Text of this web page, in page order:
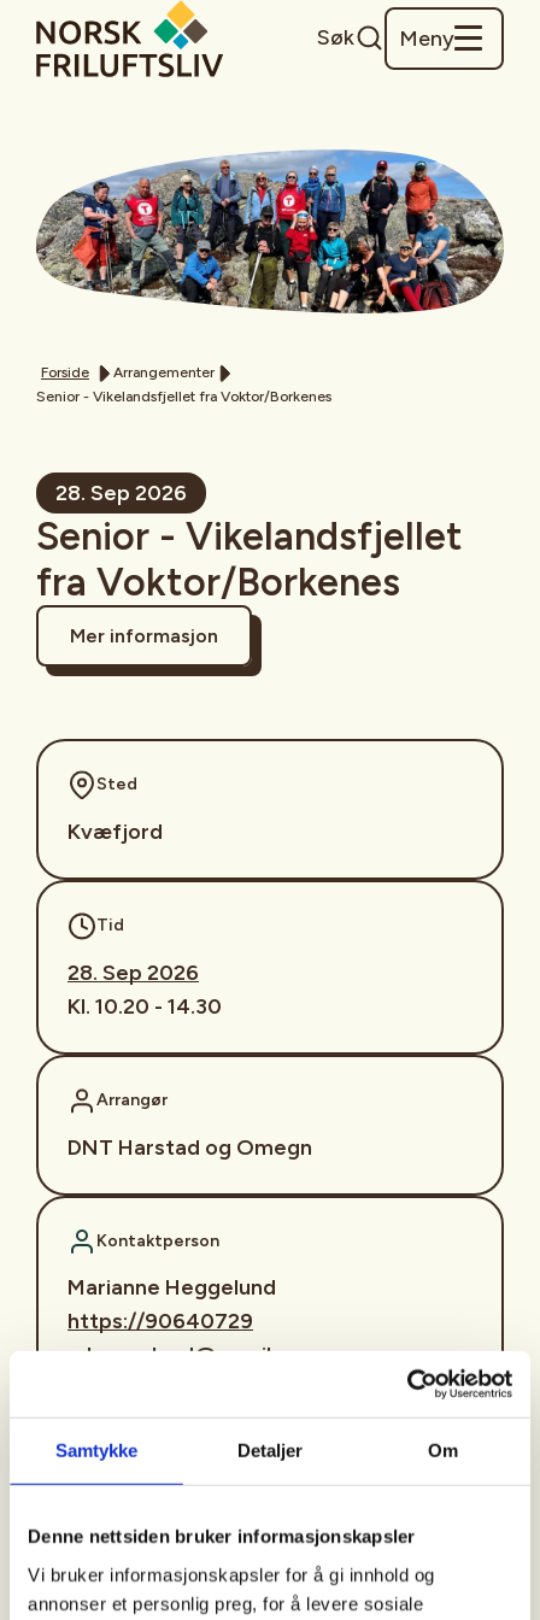
Samtykke Detaljer Om
Denne nettsiden bruker informasjonskapsler
Vi bruker informasjonskapsler for å gi innhold og
annonser et personlig preg, for å levere sosiale
Søk Meny
Forside
Arrangementer
Senior - Vikelandsfjellet fra Voktor/Borkenes
28. Sep 2026
Senior - Vikelandsfjellet
fra Voktor/Borkenes
Mer informasjon
Sted
Kvæfjord
Tid
28. Sep 2026
Kl. 10.20 - 14.30
Arrangør
DNT Harstad og Omegn
Kontaktperson
Marianne Heggelund
https://90640729
mheggelund@gmail.com
Turledere er Marianne (90640729) og Kenneth
(90913668)
avmarsj kl. 10:30.
Parkering: Fra Gårakrysset - kjør 3,4,km i retning